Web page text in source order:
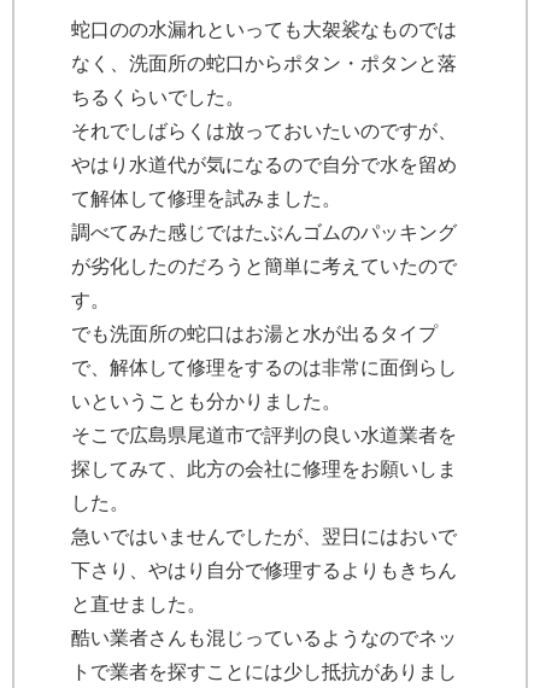
蛇口のの水漏れといっても大袈裟なものでは
なく、洗面所の蛇口からポタン・ポタンと落
ちるくらいでした。
それでしばらくは放っておいたいのですが、
やはり水道代が気になるので自分で水を留め
て解体して修理を試みました。
調べてみた感じではたぶんゴムのパッキング
が劣化したのだろうと簡単に考えていたので
す。
でも洗面所の蛇口はお湯と水が出るタイプ
で、解体して修理をするのは非常に面倒らし
いということも分かりました。
そこで広島県尾道市で評判の良い水道業者を
探してみて、此方の会社に修理をお願いしま
した。
急いではいませんでしたが、翌日にはおいで
下さり、やはり自分で修理するよりもきちん
と直せました。
酷い業者さんも混じっているようなのでネッ
トで業者を探すことには少し抵抗がありまし